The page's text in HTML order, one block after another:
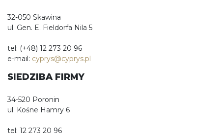
32-050 Skawina
ul. Gen. E. Fieldorfa Nila 5
tel: (+48) 12 273 20 96
e-mail: cyprys@cyprys.pl
SIEDZIBA FIRMY
34-520 Poronin
ul. Kośne Hamry 6
tel: 12 273 20 96